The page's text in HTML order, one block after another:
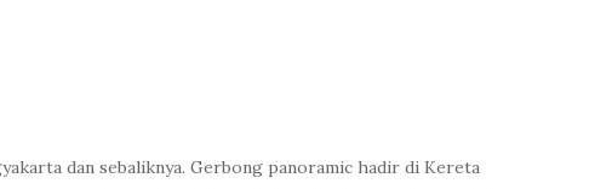
dan sebaliknya. Gerbong panoramic hadir di Kereta